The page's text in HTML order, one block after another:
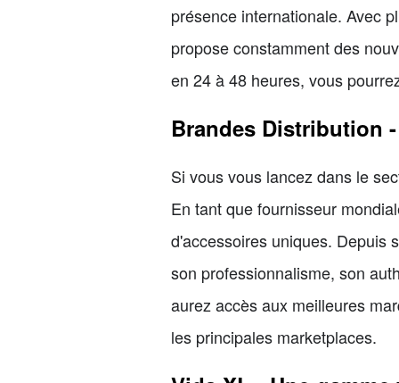
présence internationale. Avec
propose constamment des
en 24 à 48 heures, vous
Brandes Distribution
Si vous vous lancez dans le
En tant que fournisseur
d'accessoires uniques. Depuis
son professionnalisme, son
aurez accès aux meilleures
les principales marketplaces.